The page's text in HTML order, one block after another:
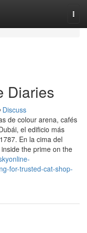
Diaries
Discuss
de colour arena, cafés
el edificio más
En la cima del
the prime on the
for-trusted-cat-shop-